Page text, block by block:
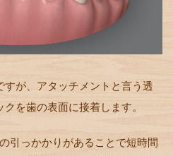
が、アタッチメントと言う透
を歯の表面に接着します。
引っかかりがあることで短時間